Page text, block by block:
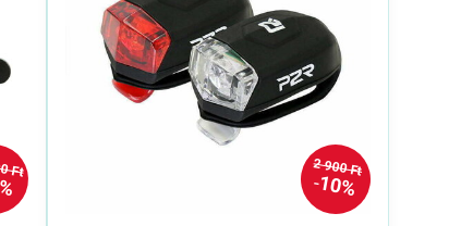
Ft 2 900 Ft
10%